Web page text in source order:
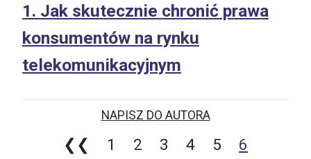
1. Jak skutecznie chronić prawa
konsumentów na rynku
telekomunikacyjnym
NAPISZ DO AUTORA
❮❮ 1 2 3 4 5 6